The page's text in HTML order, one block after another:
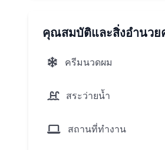
ค้า,บาร์,โรงเรียน,สิ่งอำนวยค
การออกแบบภูมิทัศน์ที่เป็
คุณสมบัติและสิ่งอำนวย
ครีมนวดผม
สระว่ายน้ำ
สถานที่ทำงาน